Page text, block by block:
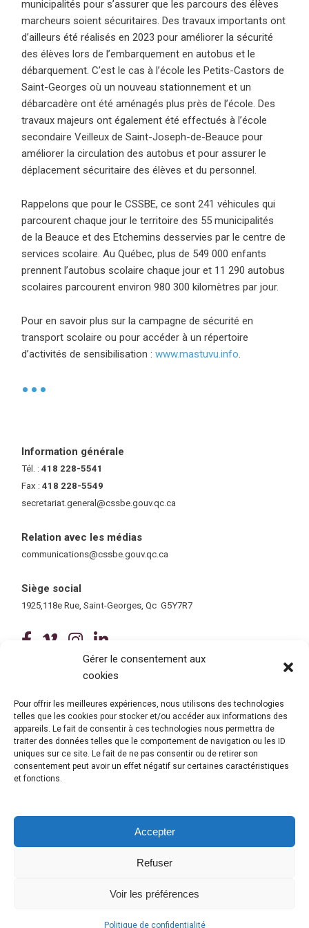
Gérer le consentement aux
cookies
Pour offrir les meilleures expériences, nous utilisons des technologies
telles que les cookies pour stocker et/ou accéder aux informations des
appareils. Le fait de consentir à ces technologies nous permettra de
traiter des données telles que le comportement de navigation ou les ID
uniques sur ce site. Le fait de ne pas consentir ou de retirer son
consentement peut avoir un effet négatif sur certaines caractéristiques
et fonctions.
Accepter
Refuser
Voir les préférences
Politique de confidentialité
municipalités pour s’assurer que les parcours des élèves
marcheurs soient sécuritaires. Des travaux importants ont
d’ailleurs été réalisés en 2023 pour améliorer la sécurité
des élèves lors de l’embarquement en autobus et le
débarquement. C’est le cas à l’école les Petits-Castors de
Saint-Georges où un nouveau stationnement et un
débarcadère ont été aménagés plus près de l’école. Des
travaux majeurs ont également été effectués à l’école
secondaire Veilleux de Saint-Joseph-de-Beauce pour
améliorer la circulation des autobus et pour assurer le
déplacement sécuritaire des élèves et du personnel.
Rappelons que pour le CSSBE, ce sont 241 véhicules qui
parcourent chaque jour le territoire des 55 municipalités
de la Beauce et des Etchemins desservies par le centre de
services scolaire. Au Québec, plus de 549 000 enfants
prennent l’autobus scolaire chaque jour et 11 290 autobus
scolaires parcourent environ 980 300 kilomètres par jour.
Pour en savoir plus sur la campagne de sécurité en
transport scolaire ou pour accéder à un répertoire
d’activités de sensibilisation :www.mastuvu.info(ce lien ouvre
.
•
Information générale
Tél. :418 228-5541
Fax :418 228-5549
secretariat.general@cssbe.gouv.qc.ca
Relation avec les médias
communications@cssbe.gouv.qc.ca
Siège social
1925,118e Rue, Saint-Georges, Qc G5Y7R7
(ce lien ouvre dans une nouvelle
(ce lien ouvre dans une nouvelle
(ce lien ouvre dans une
Tous droits réservés © 2026 Centre de services scolaire de la
Politique de confidentialité|Accessibilité
Conception site web : Ubéo solutions web(ce lien ouvre dans une nouvelle
© Gouvernement du Québec, 2026